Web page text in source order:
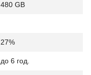
480 GB
27%
до 6 год.